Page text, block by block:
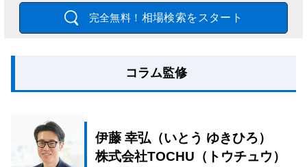
完全無料！ 相場検索をスタート
コラム監修
伊藤 幸弘（いとう ゆきひろ）
株式会社TOCHU（トウチュウ）